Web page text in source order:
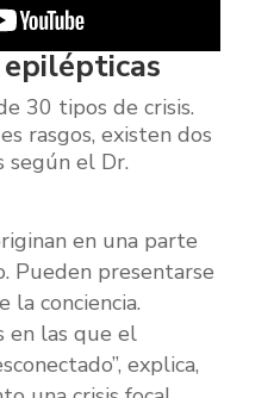
30 tipos de crisis.
rasgos, existen dos
según el Dr.
en una parte
Pueden presentarse
la conciencia.
en las que el
explica,